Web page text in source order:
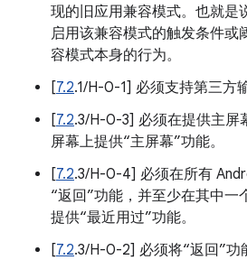
现的旧应用兼容模式。也就是
启用该兼容模式的触发条件或
容模式本身的行为。
[7.2.1/H-0-1] 必须支持第三方
[7.2.3/H-0-3] 必须在提供主屏
屏幕上提供“主屏幕”功能。
[7.2.3/H-0-4] 必须在所有
“返回”功能，并至少在其中一
提供“最近用过”功能。
[7.2.3/H-0-2] 必须将“返回”功